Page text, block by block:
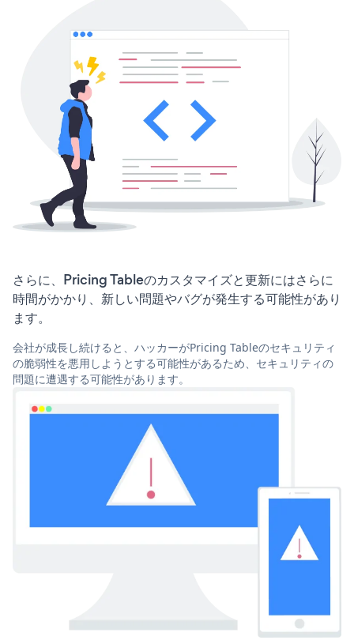
さらに、Pricing Tableのカスタマイズと更新にはさらに
時間がかかり、新しい問題やバグが発生する可能性があり
ます。
会社が成長し続けると、ハッカーがPricing Tableのセキュリティ
の脆弱性を悪用しようとする可能性があるため、セキュリティの
問題に遭遇する可能性があります。